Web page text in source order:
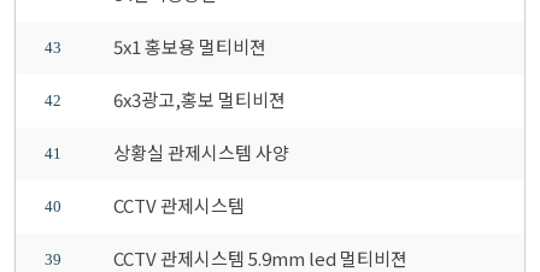
43 5x1 홍보용 멀티비젼
42 6x3광고,홍보 멀티비젼
41 상황실 관제시스템 사양
40 CCTV 관제시스템
39 CCTV 관제시스템 5.9mm led 멀티비젼